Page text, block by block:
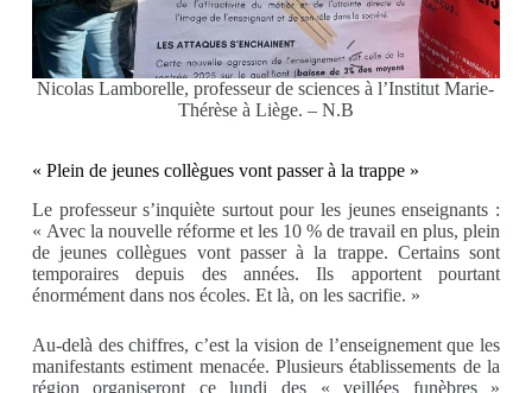
Nicolas Lamborelle, professeur de sciences à l’Institut Marie-
Thérèse à Liège. – N.B
« Plein de jeunes collègues vont passer à la trappe »
Le professeur s’inquiète surtout pour les jeunes enseignants :
« Avec la nouvelle réforme et les 10 % de travail en plus, plein
de jeunes collègues vont passer à la trappe. Certains sont
temporaires depuis des années. Ils apportent pourtant
énormément dans nos écoles. Et là, on les sacrifie. »
Au-delà des chiffres, c’est la vision de l’enseignement que les
manifestants estiment menacée. Plusieurs établissements de la
région organiseront ce lundi des « veillées funèbres »